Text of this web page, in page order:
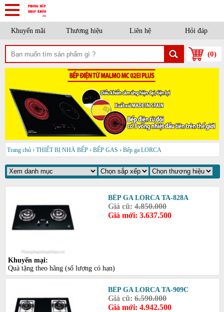
Khuyến mãi Thương hiệu Liên hệ Hỏi đáp
(0)
Trang chủ › THIẾT BỊ NHÀ BẾP › BẾP GAS › Bếp ga LORCA
BẾP GA LORCA TA-828A
Giá cũ:4.850.000
Giá mới: 3.637.500
Khuyến mại:
Quà tặng theo hãng (số lượng có hạn)
BẾP GA LORCA TA-909C
Giá cũ:6.590.000
Giá mới: 4.942.500